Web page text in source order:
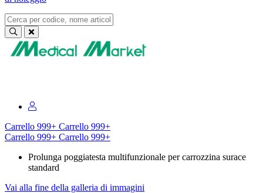
Carrello 999+ Carrello 999+
Carrello 999+ Carrello 999+
Prolunga poggiatesta multifunzionale per carrozzina surace
standard
Vai alla fine della galleria di immagini